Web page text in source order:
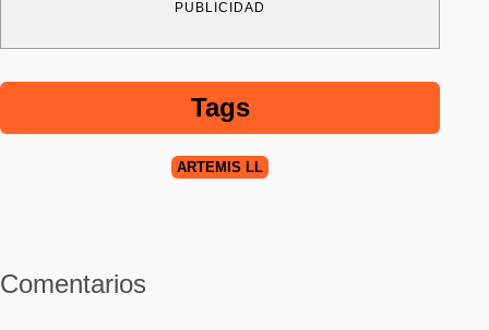
PUBLICIDAD
Tags
ARTEMIS LL
Comentarios